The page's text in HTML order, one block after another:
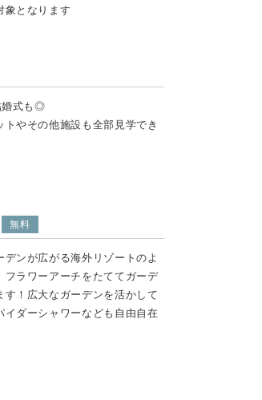
象となります
婚式も◎
トやその他施設も全部見学でき
無料
ンが広がる海外リゾートのよ
フラワーアーチをたててガーデ
す！広大なガーデンを活かして
イダーシャワーなども自由自在